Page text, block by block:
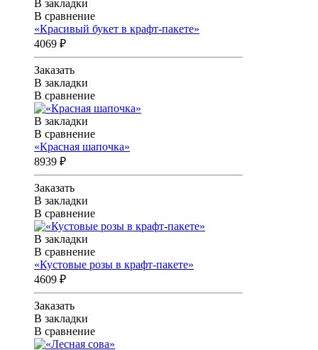
В закладки
В сравнение
«Красивый букет в крафт-пакете»
4069 ₽
Заказать
В закладки
В сравнение
В закладки
В сравнение
«Красная шапочка»
8939 ₽
Заказать
В закладки
В сравнение
В закладки
В сравнение
«Кустовые розы в крафт-пакете»
4609 ₽
Заказать
В закладки
В сравнение